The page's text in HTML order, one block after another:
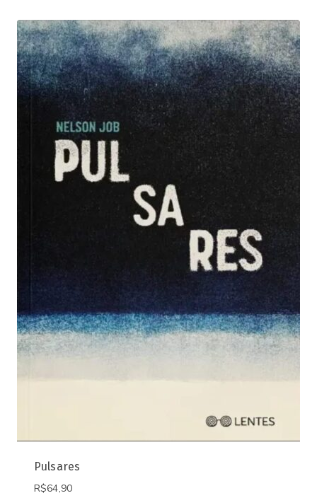
Pulsares
R$64,90